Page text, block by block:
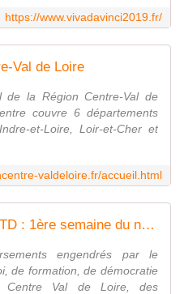
https://www.vivadavinci2019.fr/
Val de Loire
de la Région Centre-Val de
couvre 6 départements
et-Loire, Loir-et-Cher et
valdeloire.fr/accueil.html
HUMAN TECH DAYS - HTD : 1ère semaine du numérique en Centre-Val de Loire du 19 au 26 janvier 2019 - VIVRE AUTREMENT VOS LOISIRS avec Clodelle
engendrés par le
de formation, de démocratie
Val de Loire, des